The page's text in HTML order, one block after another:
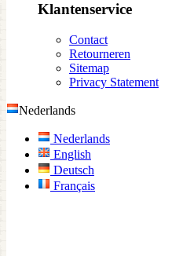
Klantenservice
Contact
Retourneren
Sitemap
Privacy Statement
Nederlands
Nederlands
English
Deutsch
Français